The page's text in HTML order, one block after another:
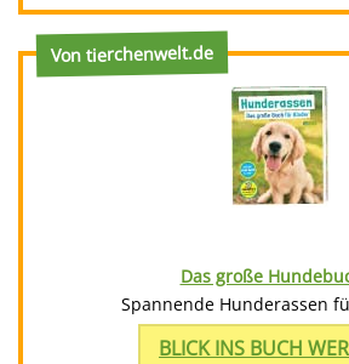
Von tierchenwelt.de
Das große
Spannende Hunderassen
BLICK INS BUCH